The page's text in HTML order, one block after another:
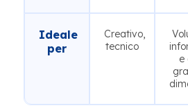
Ideale
per
Creativo,
tecnico
e